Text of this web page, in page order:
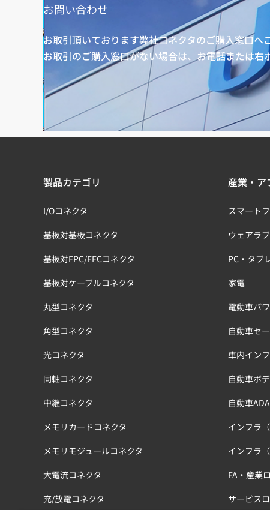
お問い合わせ
お取引頂いております弊社コネクタのご購入窓口へ
お取引のご購入窓口がない場合は、お電話または
製品カテゴリ
I/Oコネクタ
基板対基板コネクタ
基板対FPC/FFCコネクタ
基板対ケーブルコネクタ
丸型コネクタ
角型コネクタ
光コネクタ
同軸コネクタ
中継コネクタ
メモリカードコネクタ
メモリモジュールコネクタ
大電流コネクタ
充/放電コネクタ
産業・ア
スマート
ウェアラ
PC・タブ
家電
電動車パ
自動車セ
車内イン
自動車ボ
自動車
インフラ（
インフラ（
FA・産業
サービス